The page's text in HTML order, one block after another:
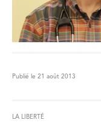
Publié le 21 août 2013
LA LIBERTÉ